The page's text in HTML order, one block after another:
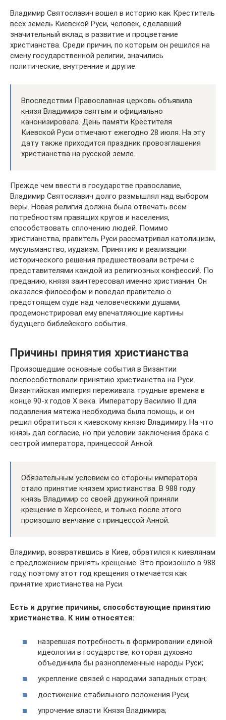
Владимир Святославич вошел в историю как Креститель
всех земель Киевской Руси, человек, сделавший
значительный вклад в развитие и процветание
христианства. Среди причин, по которым он решился на
смену государственной религии, значились
политические, внутренние и другие.
Впоследствии Православная церковь объявила
князя Владимира святым и официально
канонизировала. День памяти Крестителя
Киевской Руси отмечают ежегодно 28 июля. На эту
дату также приходится праздник провозглашения
христианства на русской земле.
Прежде чем ввести в государстве православие,
Владимир Святославич долго размышлял над выбором
веры. Новая религия должна была отвечать всем
потребностям правящих кругов и населения,
способствовать сплочению людей. Помимо
христианства, правитель Руси рассматривал католицизм,
мусульманство, иудаизм. Принятию и реализации
исторического решения предшествовали встречи с
представителями каждой из религиозных конфессий. По
преданию, князя заинтересовал именно христианин. Он
оказался философом и поведал правителю о
предстоящем суде над человеческими душами,
продемонстрировал ему впечатляющие картины
будущего библейского события.
Причины принятия христианства
Произошедшие основные события в Византии
поспособствовали принятию христианства на Руси.
Византийская империя переживала трудные времена в
конце 90-х годов X века. Императору Василию II для
подавления мятежа необходима была помощь, и он
решил обратиться к киевскому князю Владимиру. На что
князь дал согласие, но при условии заключения брака с
сестрой императора, принцессой Анной.
Обязательным условием со стороны императора
стало принятие князем христианства. В 988 году
князь Владимир со своей дружиной приняли
крещение в Херсонесе, и только после этого
произошло венчание с принцессой Анной.
Владимир, возвратившись в Киев, обратился к киевлянам
с предложением принять крещение. Это произошло в 988
году, поэтому этот год крещения отмечается как
принятие христианства на Руси.
Есть и другие причины, способствующие принятию
христианства. К ним относятся:
назревшая потребность в формировании единой
идеологии в государстве, которая духовно
объединила бы разноплеменные народы Руси;
укрепление связей с народами западных стран;
достижение стабильного положения Руси;
упрочение власти Князя Владимира;